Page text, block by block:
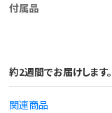
付属品
約2週間でお届けします。
関連商品